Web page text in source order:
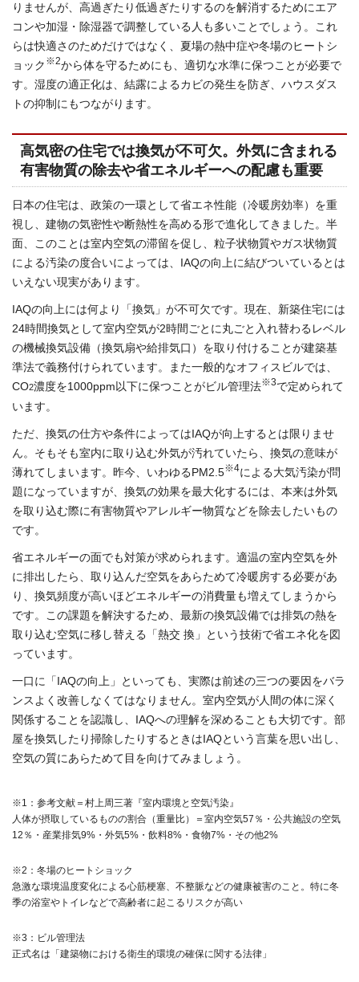
りませんが、高過ぎたり低過ぎたりするのを解消するためにエア
コンや加湿・除湿器で調整している人も多いことでしょう。これ
らは快適さのためだけではなく、夏場の熱中症や冬場のヒートシ
ョック ※2から体を守るためにも、適切な水準に保つことが必要で
す。湿度の適正化は、結露によるカビの発生を防ぎ、ハウスダス
トの抑制にもつながります。
高気密の住宅では換気が不可欠。外気に含まれる
有害物質の除去や省エネルギーへの配慮も重要
日本の住宅は、政策の一環として省エネ性能（冷暖房効率）を重
視し、建物の気密性や断熱性を高める形で進化してきました。半
面、このことは室内空気の滞留を促し、粒子状物質やガス状物質
による汚染の度合いによっては、IAQの向上に結びついているとは
いえない現実があります。
IAQの向上には何より「換気」が不可欠です。現在、新築住宅には
24時間換気として室内空気が2時間ごとに丸ごと入れ替わるレベル
の機械換気設備（換気扇や給排気口）を取り付けることが建築基
準法で義務付けられています。また一般的なオフィスビルでは、
CO2濃度を1000ppm以下に保つことがビル管理法※3で定められて
います。
ただ、換気の仕方や条件によってはIAQが向上するとは限りませ
ん。そもそも室内に取り込む外気が汚れていたら、換気の意味が
薄れてしまいます。昨今、いわゆるPM2.5※4による大気汚染が問
題になっていますが、換気の効果を最大化するには、本来は外気
を取り込む際に有害物質やアレルギー物質などを除去したいもの
です。
省エネルギーの面でも対策が求められます。適温の室内空気を外
に排出したら、取り込んだ空気をあらためて冷暖房する必要があ
り、換気頻度が高いほどエネルギーの消費量も増えてしまうから
です。この課題を解決するため、最新の換気設備では排気の熱を
取り込む空気に移し替える「熱交 換」という技術で省エネ化を図
っています。
一口に「IAQの向上」といっても、実際は前述の三つの要因をバラ
ンスよく改善しなくてはなりません。室内空気が人間の体に深く
関係することを認識し、IAQへの理解を深めることも大切です。部
屋を換気したり掃除したりするときはIAQという言葉を思い出し、
空気の質にあらためて目を向けてみましょう。
※1：参考文献＝村上周三著『室内環境と空気汚染』
人体が摂取しているものの割合（重量比）＝室内空気57％・公共施設の空気
12％・産業排気9%・外気5%・飲料8%・食物7%・その他2%
※2：冬場のヒートショック
急激な環境温度変化による心筋梗塞、不整脈などの健康被害のこと。特に冬
季の浴室やトイレなどで高齢者に起こるリスクが高い
※3：ビル管理法
正式名は「建築物における衛生的環境の確保に関する法律」